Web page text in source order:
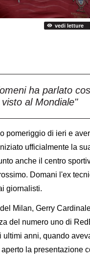
vedi letture
ha parlato
al Mondiale"
pomeriggio di ieri e
ufficialmente la
anche il centro
Domani l'ex
giornalisti.
Milan, Gerry
del numero uno di
anni, quando
la presentazione